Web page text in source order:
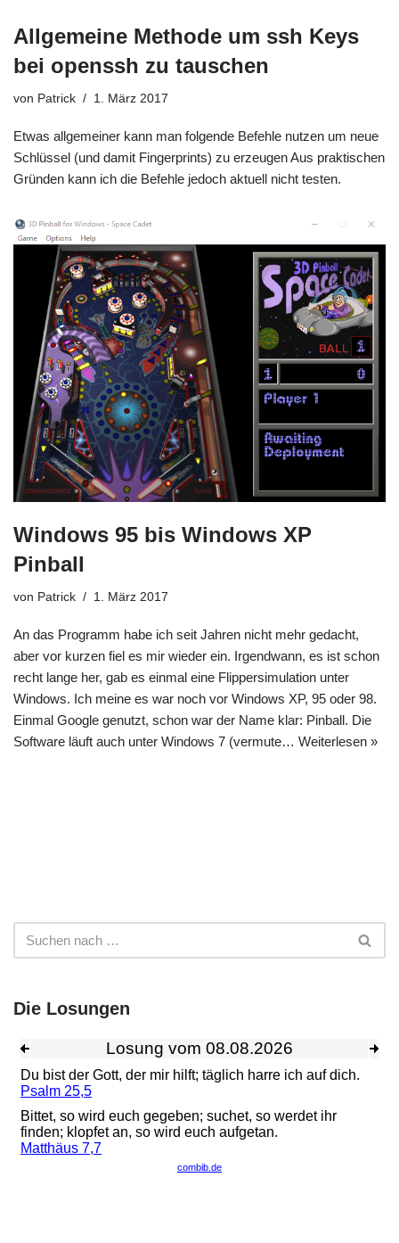
Allgemeine Methode um ssh Keys
bei openssh zu tauschen
von Patrick 1. März 2017
Etwas allgemeiner kann man folgende Befehle nutzen um neue
Schlüssel (und damit Fingerprints) zu erzeugen Aus praktischen
Gründen kann ich die Befehle jedoch aktuell nicht testen.
Windows 95 bis Windows XP
Pinball
von Patrick 1. März 2017
An das Programm habe ich seit Jahren nicht mehr gedacht,
aber vor kurzen fiel es mir wieder ein. Irgendwann, es ist schon
recht lange her, gab es einmal eine Flippersimulation unter
Windows. Ich meine es war noch vor Windows XP, 95 oder 98.
Einmal Google genutzt, schon war der Name klar: Pinball. Die
Software läuft auch unter Windows 7 (vermute… Weiterlesen »
Die Losungen